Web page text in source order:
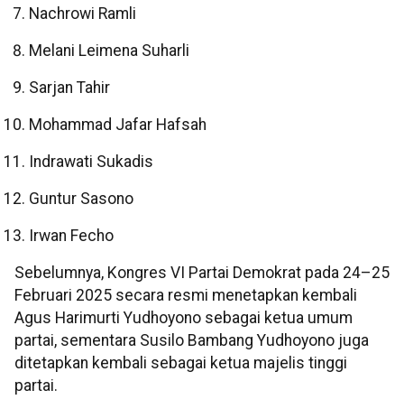
Nachrowi Ramli
Melani Leimena Suharli
Sarjan Tahir
Mohammad Jafar Hafsah
Indrawati Sukadis
Guntur Sasono
Irwan Fecho
Sebelumnya, Kongres VI Partai Demokrat pada 24–25
Februari 2025 secara resmi menetapkan kembali
Agus Harimurti Yudhoyono sebagai ketua umum
partai, sementara Susilo Bambang Yudhoyono juga
ditetapkan kembali sebagai ketua majelis tinggi
partai.